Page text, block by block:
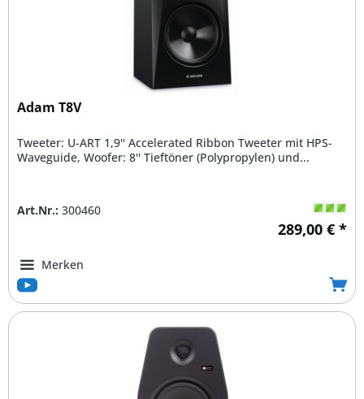
Adam T8V
Tweeter: U-ART 1,9'' Accelerated Ribbon Tweeter mit HPS-
Waveguide, Woofer: 8'' Tieftöner (Polypropylen) und...
Art.Nr.: 300460
289,00 € *
Merken